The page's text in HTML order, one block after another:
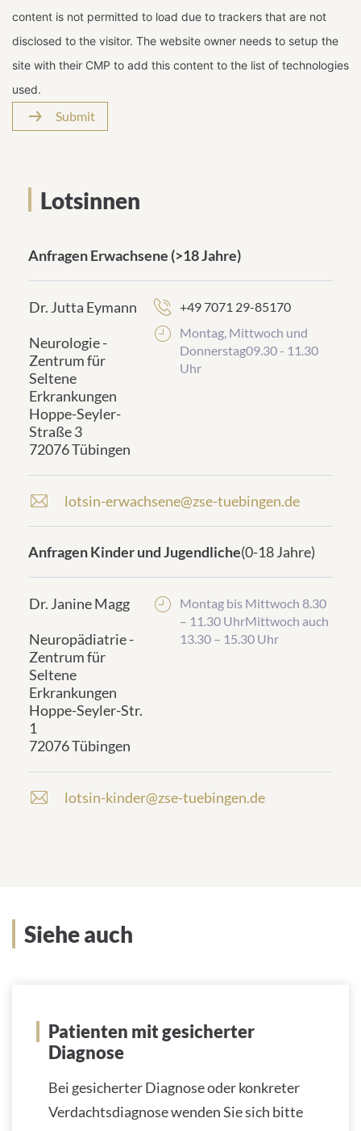
content is not permitted to load due to trackers that are not
disclosed to the visitor. The website owner needs to setup the
site with their CMP to add this content to the list of technologies
used.
Submit
Lotsinnen
frontend.sr-
Anfragen Erwachsene (>18 Jahre)
Dr. Jutta Eymann
Neurologie -
Zentrum für
Seltene
Erkrankungen
Hoppe-Seyler-
Straße 3
72076 Tübingen
+49 7071 29-85170
Montag, Mittwoch und
Donnerstag09.30 - 11.30
Uhr
E
a
a
d
r
e
s
s
lotsin-erwachsene@zse-tuebingen.de
frontend.sr-
Anfragen Kinder und Jugendliche(0-18 Jahre)
Dr. Janine Magg
Neuropädiatrie -
Zentrum für
Seltene
Erkrankungen
Hoppe-Seyler-Str.
1
72076 Tübingen
Montag bis Mittwoch 8.30
– 11.30 UhrMittwoch auch
13.30 – 15.30 Uhr
E
d
:
lotsin-kinder@zse-tuebingen.de
Siehe auch
Patienten mit gesicherter
Diagnose
Bei gesicherter Diagnose oder konkreter
Verdachtsdiagnose wenden Sie sich bitte